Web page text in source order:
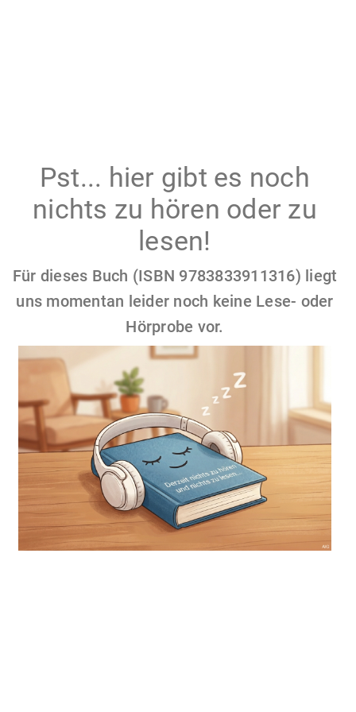
Pst... hier gibt es noch
nichts zu hören oder zu
lesen!
Für dieses Buch (ISBN 9783833911316) liegt
uns momentan leider noch keine Lese- oder
Hörprobe vor.